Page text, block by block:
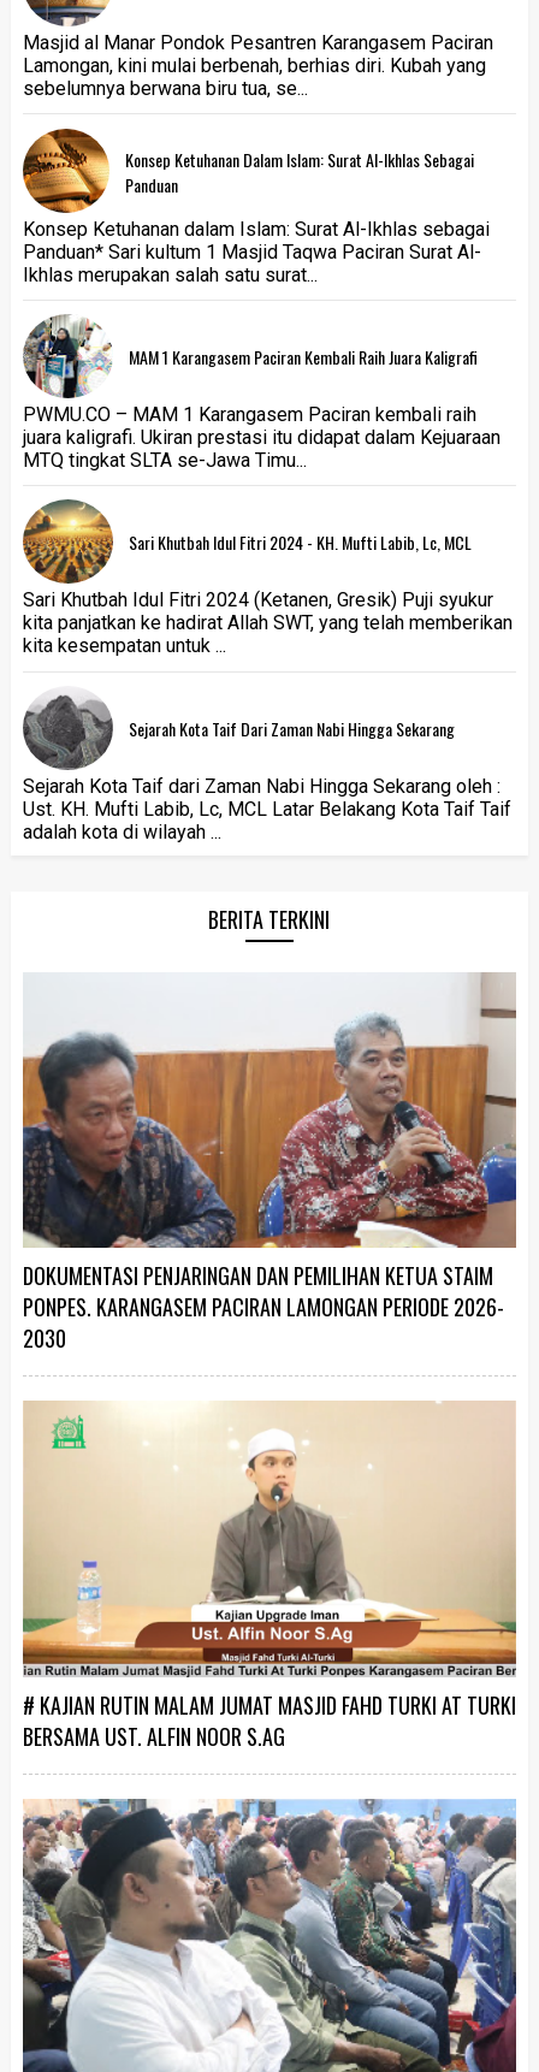
Masjid al Manar Pondok Pesantren Karangasem Paciran
Lamongan, kini mulai berbenah, berhias diri. Kubah yang
sebelumnya berwana biru tua, se...
Konsep Ketuhanan Dalam Islam: Surat Al-Ikhlas Sebagai
Panduan
Konsep Ketuhanan dalam Islam: Surat Al-Ikhlas sebagai
Panduan* Sari kultum 1 Masjid Taqwa Paciran Surat Al-
Ikhlas merupakan salah satu surat...
MAM 1 Karangasem Paciran Kembali Raih Juara Kaligrafi
PWMU.CO – MAM 1 Karangasem Paciran kembali raih
juara kaligrafi. Ukiran prestasi itu didapat dalam Kejuaraan
MTQ tingkat SLTA se-Jawa Timu...
Sari Khutbah Idul Fitri 2024 - KH. Mufti Labib, Lc, MCL
Sari Khutbah Idul Fitri 2024 (Ketanen, Gresik) Puji syukur
kita panjatkan ke hadirat Allah SWT, yang telah memberikan
kita kesempatan untuk ...
Sejarah Kota Taif Dari Zaman Nabi Hingga Sekarang
Sejarah Kota Taif dari Zaman Nabi Hingga Sekarang oleh :
Ust. KH. Mufti Labib, Lc, MCL Latar Belakang Kota Taif Taif
adalah kota di wilayah ...
BERITA TERKINI
DOKUMENTASI PENJARINGAN DAN PEMILIHAN KETUA STAIM
PONPES. KARANGASEM PACIRAN LAMONGAN PERIODE 2026-
2030
# KAJIAN RUTIN MALAM JUMAT MASJID FAHD TURKI AT TURKI
BERSAMA UST. ALFIN NOOR S.AG